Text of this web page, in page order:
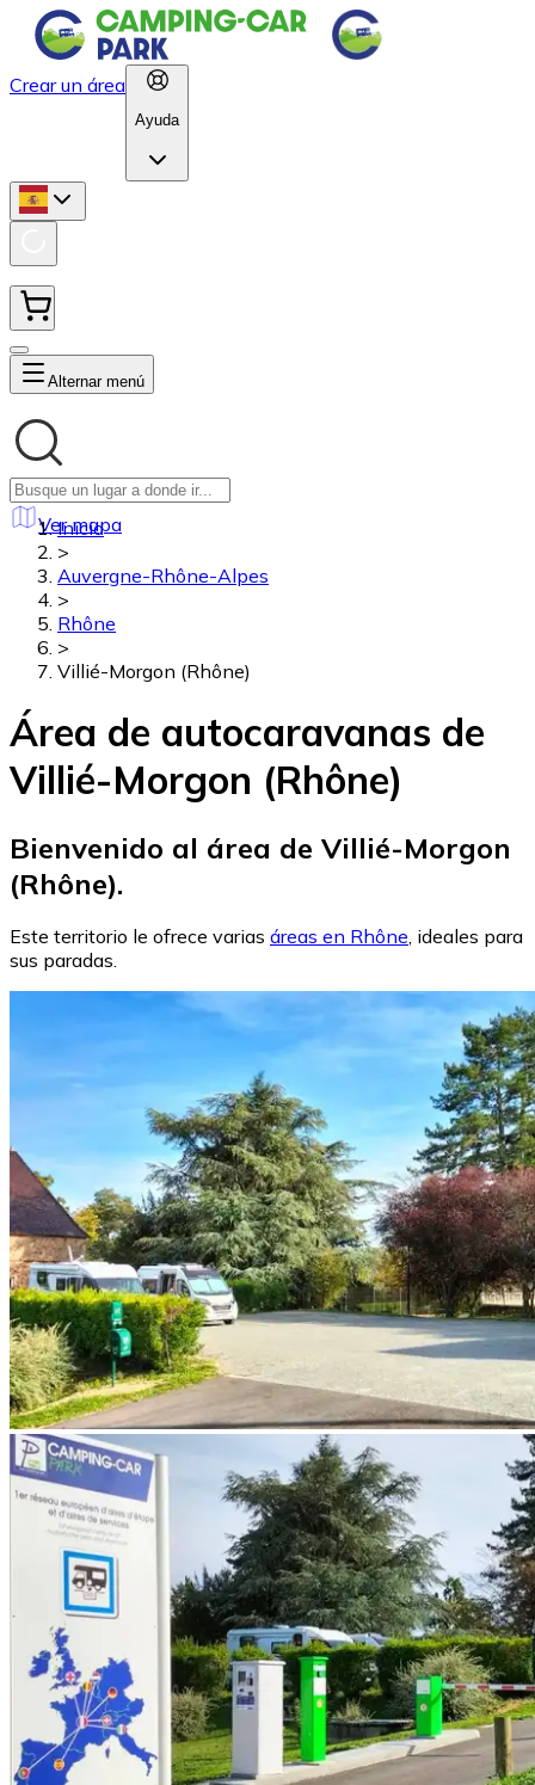
Crear un área
Ayuda
Alternar menú
Ver mapa
Inicio
>
Auvergne-Rhône-Alpes
>
Rhône
>
Villié-Morgon (Rhône)
Área de autocaravanas de
Villié-Morgon (Rhône)
Bienvenido al área de Villié-Morgon
(Rhône).
Este territorio le ofrece varias áreas en Rhône, ideales para
sus paradas.